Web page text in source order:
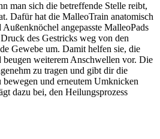
man sich die betreffende Stelle reibt,
Dafür hat die MalleoTrain anatomisch
angepasste MalleoPads
des Gestricks weg von den
Gewebe um. Damit helfen sie, die
beugen weiterem Anschwellen vor. Die
zu tragen und gibt dir die
und erneutem Umknicken
dazu bei, den Heilungsprozess